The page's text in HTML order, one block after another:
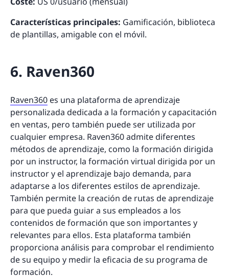
Características principales: Gamificación, biblioteca
de plantillas, amigable con el móvil.
6. Raven360
Raven360 es una plataforma de aprendizaje
personalizada dedicada a la formación y capacitación
en ventas, pero también puede ser utilizada por
cualquier empresa. Raven360 admite diferentes
métodos de aprendizaje, como la formación dirigida
por un instructor, la formación virtual dirigida por un
instructor y el aprendizaje bajo demanda, para
adaptarse a los diferentes estilos de aprendizaje.
También permite la creación de rutas de aprendizaje
para que pueda guiar a sus empleados a los
contenidos de formación que son importantes y
relevantes para ellos. Esta plataforma también
proporciona análisis para comprobar el rendimiento
de su equipo y medir la eficacia de su programa de
formación.